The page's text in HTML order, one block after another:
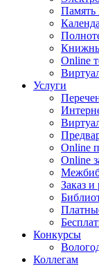
Память
Online
Услуги
Online
Online
Заказ и
Конкурсы
Коллегам